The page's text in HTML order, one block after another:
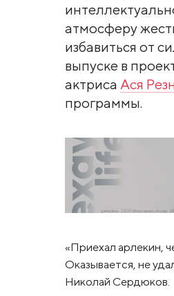
атмосферу
избавиться от
выпуске в
актриса Ася
программы.
«Приехал арлекин,
Оказывается, не
Николай Сердюков.